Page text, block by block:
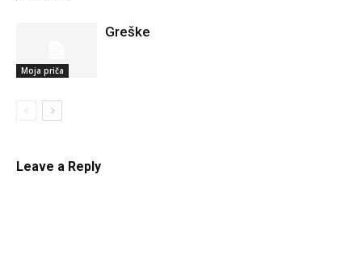
Moja priča
Greške
Leave a Reply